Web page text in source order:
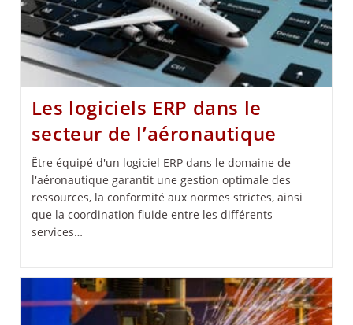
Les logiciels ERP dans le
secteur de l’aéronautique
Être équipé d'un logiciel ERP dans le domaine de
l'aéronautique garantit une gestion optimale des
ressources, la conformité aux normes strictes, ainsi
que la coordination fluide entre les différents
services…